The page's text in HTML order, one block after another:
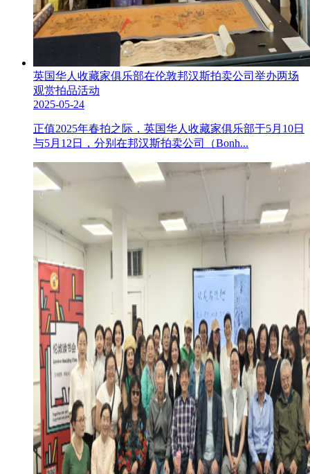
英国华人收藏家俱乐部在伦敦邦汉斯拍卖公司举办两场
观赏拍品活动
2025-05-24
正值2025年春拍之际，英国华人收藏家俱乐部于5月10日
与5月12日，分别在邦汉斯拍卖公司（Bonh...